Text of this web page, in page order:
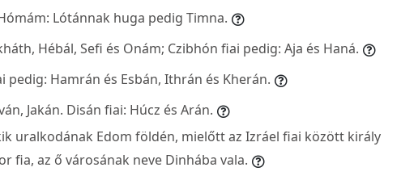
Lótánnak huga pedig Timna.
Hébál, Sefi és Onám; Czibhón fiai pedig: Aja és Haná.
pedig: Hamrán és Esbán, Ithrán és Kherán.
Jakán. Disán fiai: Húcz és Arán.
uralkodának Edom földén, mielőtt az Izráel fiai között király
fia, az ő városának neve Dinhába vala.